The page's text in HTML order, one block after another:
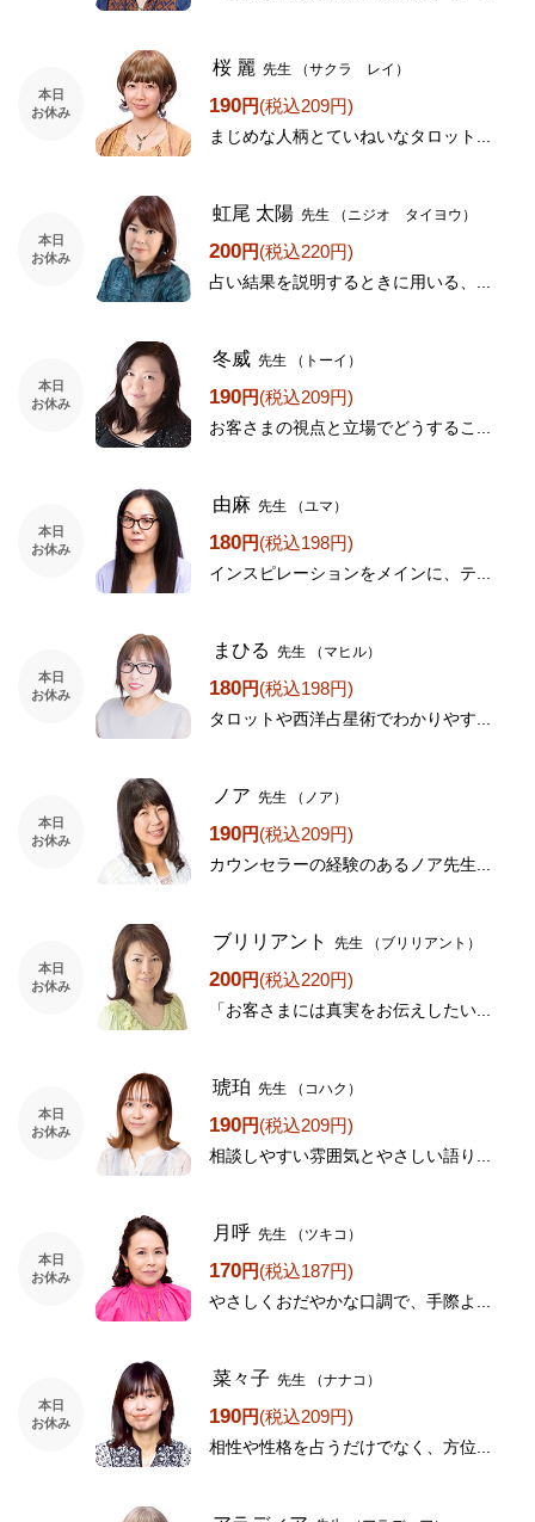
本日
お休み
桜 麗 先生 （サクラ レイ）
190円(税込209円)
まじめな人柄とていねいなタロット...
本日
お休み
虹尾 太陽 先生 （ニジオ タイヨウ）
200円(税込220円)
占い結果を説明するときに用いる、...
本日
お休み
冬威 先生 （トーイ）
190円(税込209円)
お客さまの視点と立場でどうするこ...
本日
お休み
由麻 先生 （ユマ）
180円(税込198円)
インスピレーションをメインに、テ...
本日
お休み
まひる 先生 （マヒル）
180円(税込198円)
タロットや西洋占星術でわかりやす...
本日
お休み
ノア 先生 （ノア）
190円(税込209円)
カウンセラーの経験のあるノア先生...
本日
お休み
ブリリアント 先生 （ブリリアント）
200円(税込220円)
「お客さまには真実をお伝えしたい...
本日
お休み
琥珀 先生 （コハク）
190円(税込209円)
相談しやすい雰囲気とやさしい語り...
本日
お休み
月呼 先生 （ツキコ）
170円(税込187円)
やさしくおだやかな口調で、手際よ...
本日
お休み
菜々子 先生 （ナナコ）
190円(税込209円)
相性や性格を占うだけでなく、方位...